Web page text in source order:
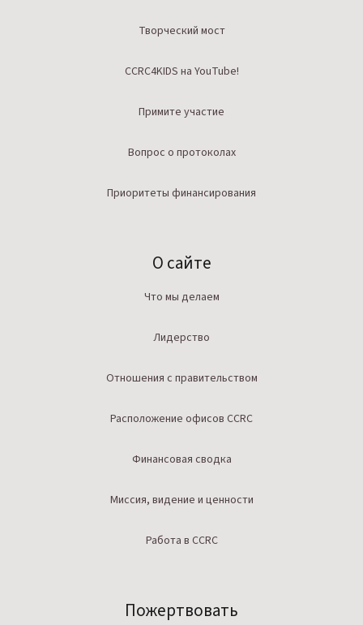
Творческий мост
CCRC4KIDS на YouTube!
Примите участие
Вопрос о протоколах
Приоритеты финансирования
О сайте
Что мы делаем
Лидерство
Отношения с правительством
Расположение офисов CCRC
Финансовая сводка
Миссия, видение и ценности
Работа в CCRC
Пожертвовать